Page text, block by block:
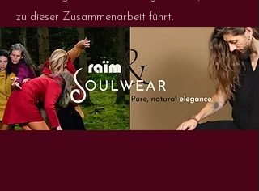
zu dieser Zusammenarbeit führt.